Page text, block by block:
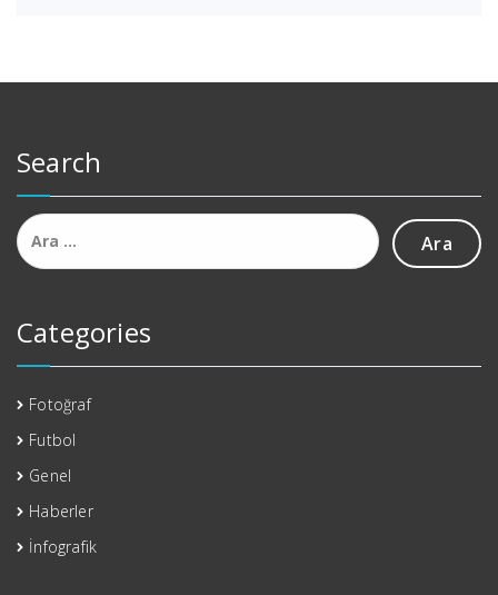
Search
Arama:
Categories
Fotoğraf
Futbol
Genel
Haberler
İnfografik